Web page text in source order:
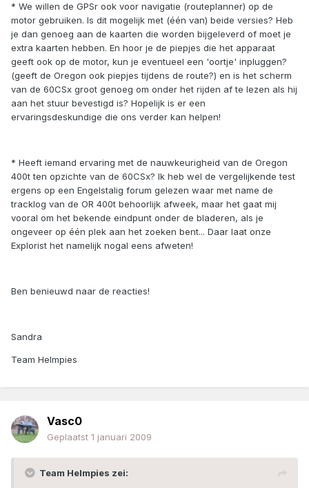
* We willen de GPSr ook voor navigatie (routeplanner) op de
motor gebruiken. Is dit mogelijk met (één van) beide versies? Heb
je dan genoeg aan de kaarten die worden bijgeleverd of moet je
extra kaarten hebben. En hoor je de piepjes die het apparaat
geeft ook op de motor, kun je eventueel een 'oortje' inpluggen?
(geeft de Oregon ook piepjes tijdens de route?) en is het scherm
van de 60CSx groot genoeg om onder het rijden af te lezen als hij
aan het stuur bevestigd is? Hopelijk is er een
ervaringsdeskundige die ons verder kan helpen!
* Heeft iemand ervaring met de nauwkeurigheid van de Oregon
400t ten opzichte van de 60CSx? Ik heb wel de vergelijkende test
ergens op een Engelstalig forum gelezen waar met name de
tracklog van de OR 400t behoorlijk afweek, maar het gaat mij
vooral om het bekende eindpunt onder de bladeren, als je
ongeveer op één plek aan het zoeken bent... Daar laat onze
Explorist het namelijk nogal eens afweten!
Ben benieuwd naar de reacties!
Sandra
Team Helmpies
Vasc0
Geplaatst 1 januari 2009
Team Helmpies zei: